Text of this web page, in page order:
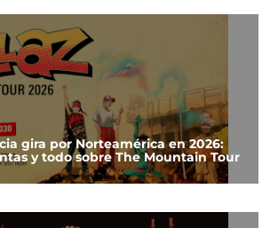
gira por Norteamérica en 2026:
y todo sobre The Mountain Tour